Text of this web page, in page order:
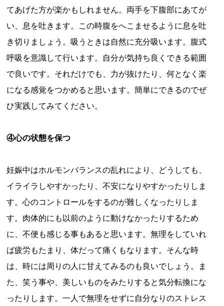
てあげた方が楽かもしれません。両手を下腹部にあてが
い、息を吐きます。この時腹をへこませるように息を吐
き切りましょう。吸うときは自然に充分吸います。腹式
呼吸を意識して行います。自分が気持ち良くできる範囲
で良いです。それだけでも、力が抜けたり、何となく楽
になる感覚をつかめると思います。簡単にできるのでぜ
ひ実践してみてください。
④心の状態を保つ
妊娠中はホルモンバランスの乱れにより、どうしても、
イライラしやすかったり、不安になりやすかったりしま
す。心のコントロールをするのが難しくなったりしま
す。肉体的にも以前のように動けなかったりするため
に、不便も感じる事もあると思います。無理をしていれ
ば疲労もたまり、体だって痛くもなります。そんな時
は、時には周りの人に甘えてみるのも良いでしょう。ま
た、笑う事や、美しいものをみたりすると気分転換にな
ったりします。一人で無理をせずに自分なりのストレス